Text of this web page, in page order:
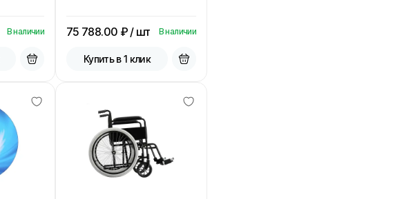
В наличии 75 788.00 ₽ / шт В наличии
Купить в 1 клик